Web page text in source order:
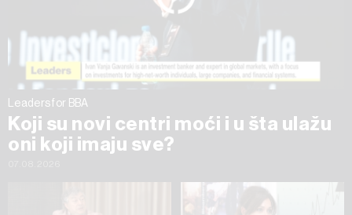
trenutku opozvati bez negativnih posledica.
Leaders for BBA
Koji su novi centri moći i u šta ulažu
oni koji imaju sve?